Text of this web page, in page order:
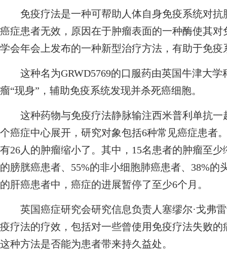
免疫疗法是一种可帮助人体自身免疫系统对抗
癌症患者无效，原因在于肿瘤表面的一种酶使其
学会年会上发布的一种新型治疗方法，有助于免
这种名为GRWD5769的口服药由英国牛津大学
瘤“现身”，辅助免疫系统发现并杀死癌细胞。
这种药物与免疫疗法静脉输注西米普利单抗一
个癌症中心展开，研究对象包括6种常见癌症患者
有26人的肿瘤缩小了。其中，15名患者的肿瘤至
的膀胱癌患者、55%的非小细胞肺癌患者、38%的
的肝癌患者中，癌症的进展暂停了至少6个月。
英国癌症研究会研究信息负责人塞缪尔·戈弗雷
疫疗法的疗效，包括对一些曾使用免疫疗法失败
这种方法是否能为患者带来持久益处。